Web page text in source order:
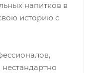
напитков в
историю с